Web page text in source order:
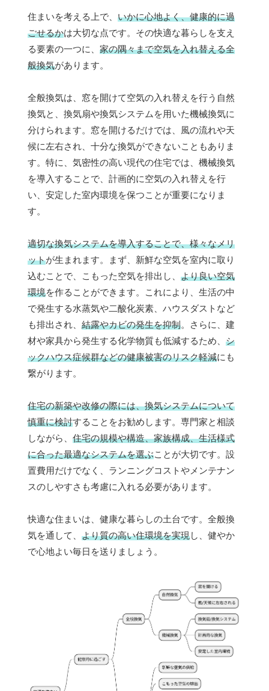
住まいを考える上で、 いかに心地よく、健康的に過
ごせるかは大切な点です。その快適な暮らしを支え
る要素の一つに、 家の隅々まで空気を入れ替える全
般換気があります。
全般換気は、窓を開けて空気の入れ替えを行う自然
換気と、換気扇や換気システムを用いた機械換気に
分けられます。窓を開けるだけでは、風の流れや天
候に左右され、十分な換気ができないこともありま
す。特に、気密性の高い現代の住宅では、機械換気
を導入することで、計画的に空気の入れ替えを行
い、安定した室内環境を保つことが重要になりま
す。
適切な換気システムを導入することで、様々なメリ
ットが生まれます。まず、新鮮な空気を室内に取り
込むことで、こもった空気を排出し、 より良い空気
環境を作ることができます。これにより、生活の中
で発生する水蒸気や二酸化炭素、ハウスダストなど
も排出され、 結露やカビの発生を抑制。さらに、建
材や家具から発生する化学物質も低減するため、 シ
ックハウス症候群などの健康被害のリスク軽減にも
繋がります。
住宅の新築や改修の際には、換気システムについて
慎重に検討することをお勧めします。専門家と相談
しながら、 住宅の規模や構造、家族構成、生活様式
に合った最適なシステムを選ぶことが大切です。設
置費用だけでなく、ランニングコストやメンテナン
スのしやすさも考慮に入れる必要があります。
快適な住まいは、健康な暮らしの土台です。全般換
気を通して、 より質の高い住環境を実現し、健やか
で心地よい毎日を送りましょう。